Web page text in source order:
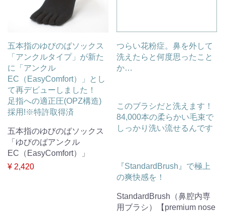
五本指のゆびのばソックス
「アンクルタイプ」が新た
に「アンクル
EC（EasyComfort）」とし
て再デビューしました！
足指への適正圧(OPZ構造)
採用!※特許取得済
五本指のゆびのばソックス
「ゆびのばアンクル
EC（EasyComfort）」
¥ 2,420
つらい花粉症。鼻を外して
洗えたらと何度思ったこと
か…
このブラシだと洗えます！
84,000本の柔らかい毛束で
しっかり洗い流せるんです
『StandardBrush』で極上
の爽快感を！
StandardBrush（鼻腔内専
用ブラシ）【premium nose